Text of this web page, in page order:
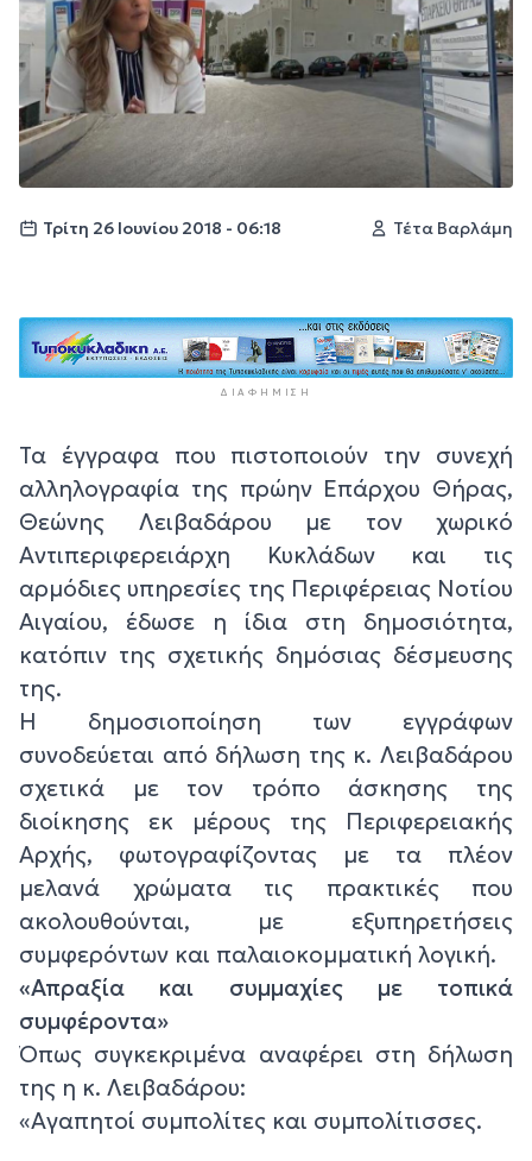
Τρίτη 26 Ιουνίου 2018 - 06:18 Τέτα Βαρλάμη
ΔΙΑΦΉΜΙΣΗ
Τα έγγραφα που πιστοποιούν την συνεχή
αλληλογραφία της πρώην Επάρχου Θήρας,
Θεώνης Λειβαδάρου με τον χωρικό
Αντιπεριφερειάρχη Κυκλάδων και τις
αρμόδιες υπηρεσίες της Περιφέρειας Νοτίου
Αιγαίου, έδωσε η ίδια στη δημοσιότητα,
κατόπιν της σχετικής δημόσιας δέσμευσης
της.
Η δημοσιοποίηση των εγγράφων
συνοδεύεται από δήλωση της κ. Λειβαδάρου
σχετικά με τον τρόπο άσκησης της
διοίκησης εκ μέρους της Περιφερειακής
Αρχής, φωτογραφίζοντας με τα πλέον
μελανά χρώματα τις πρακτικές που
ακολουθούνται, με εξυπηρετήσεις
συμφερόντων και παλαιοκομματική λογική.
«Απραξία και συμμαχίες με τοπικά
συμφέροντα»
Όπως συγκεκριμένα αναφέρει στη δήλωση
της η κ. Λειβαδάρου:
«Αγαπητοί συμπολίτες και συμπολίτισσες.